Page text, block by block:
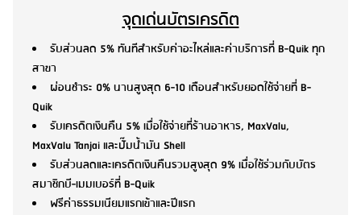
จุดเด่นบัตรเครดิต
รับส่วนลด 5% ทันทีสำหรับค่าอะไหล่และค่าบริการที่ B-Quik ทุก
สาขา
ผ่อนชำระ 0% นานสูงสุด 6-10 เดือนสำหรับยอดใช้จ่ายที่ B-
Quik
รับเครดิตเงินคืน 5% เมื่อใช้จ่ายที่ร้านอาหาร, MaxValu,
MaxValu Tanjai และปั๊มน้ำมัน Shell
รับส่วนลดและเครดิตเงินคืนรวมสูงสุด 9% เมื่อใช้ร่วมกับบัตร
สมาชิกบี-เมมเบอร์ที่ B-Quik
ฟรีค่าธรรมเนียมแรกเข้าและปีแรก